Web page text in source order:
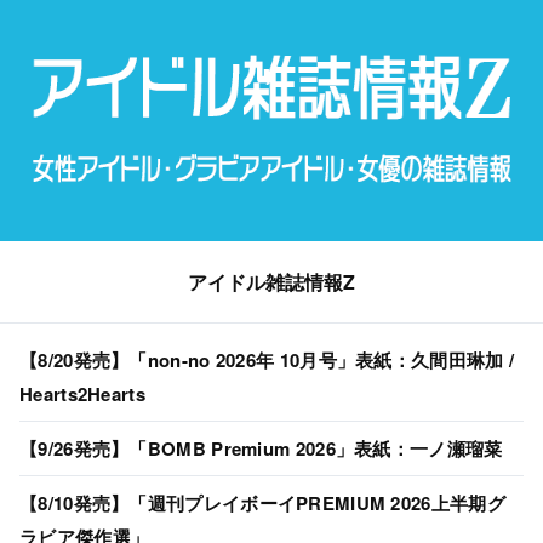
アイドル雑誌情報Z
【8/20発売】「non-no 2026年 10月号」表紙：久間田琳加 /
Hearts2Hearts
【9/26発売】「BOMB Premium 2026」表紙：一ノ瀬瑠菜
【8/10発売】「週刊プレイボーイPREMIUM 2026上半期グ
ラビア傑作選」